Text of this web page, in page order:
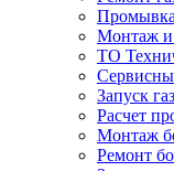
Монтаж и
ТО
Запуск
Расчет
Монтаж
Ремонт